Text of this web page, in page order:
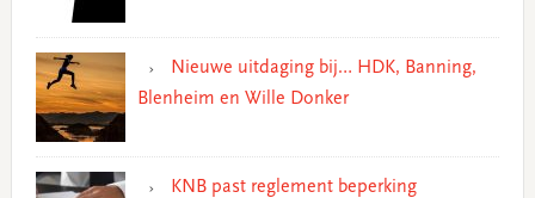
Nieuwe uitdaging bij… HDK, Banning,
Blenheim en Wille Donker
KNB past reglement beperking